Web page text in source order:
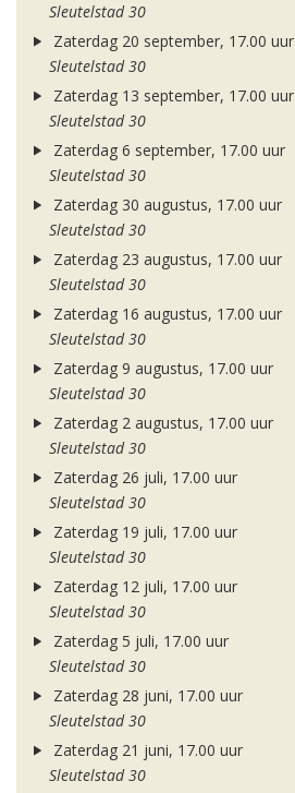
Sleutelstad 30
Zaterdag 20 september, 17.00 uur
Sleutelstad 30
Zaterdag 13 september, 17.00 uur
Sleutelstad 30
Zaterdag 6 september, 17.00 uur
Sleutelstad 30
Zaterdag 30 augustus, 17.00 uur
Sleutelstad 30
Zaterdag 23 augustus, 17.00 uur
Sleutelstad 30
Zaterdag 16 augustus, 17.00 uur
Sleutelstad 30
Zaterdag 9 augustus, 17.00 uur
Sleutelstad 30
Zaterdag 2 augustus, 17.00 uur
Sleutelstad 30
Zaterdag 26 juli, 17.00 uur
Sleutelstad 30
Zaterdag 19 juli, 17.00 uur
Sleutelstad 30
Zaterdag 12 juli, 17.00 uur
Sleutelstad 30
Zaterdag 5 juli, 17.00 uur
Sleutelstad 30
Zaterdag 28 juni, 17.00 uur
Sleutelstad 30
Zaterdag 21 juni, 17.00 uur
Sleutelstad 30